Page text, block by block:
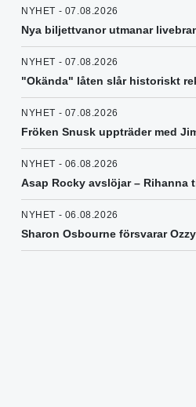
NYHET - 07.08.2026
Nya biljettvanor utmanar
NYHET - 07.08.2026
"Okända" låten slår historiskt
NYHET - 07.08.2026
Fröken Snusk uppträder med
NYHET - 06.08.2026
Asap Rocky avslöjar – Rihanna
NYHET - 06.08.2026
Sharon Osbourne försvarar